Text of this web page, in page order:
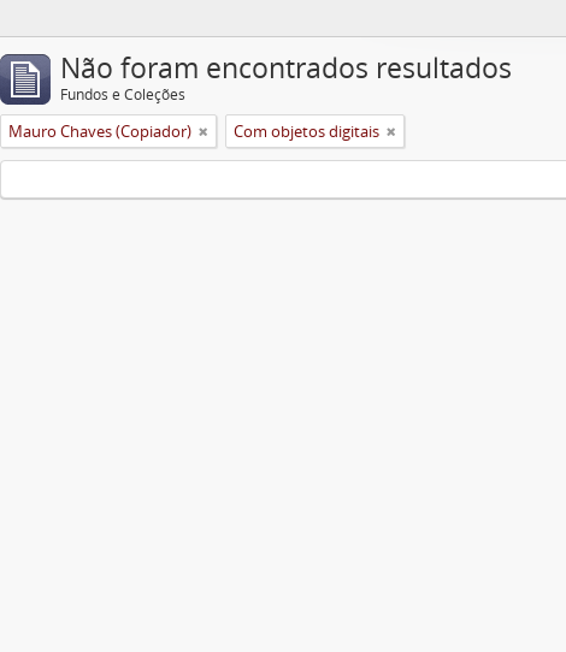
Não foram encontrados resultados
Fundos e Coleções
Mauro Chaves (Copiador) Com objetos digitais